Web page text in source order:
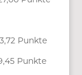
Punkte
Punkte